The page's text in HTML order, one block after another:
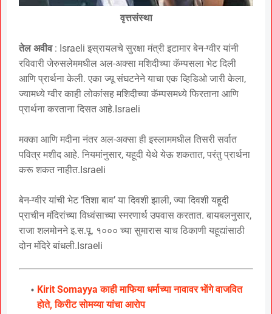
वृत्तसंस्था
तेल अवीव: Israeli इस्रायलचे सुरक्षा मंत्री इटामार बेन-ग्वीर यांनी
रविवारी जेरुसलेममधील अल-अक्सा मशिदीच्या कॅम्पसला भेट दिली
आणि प्रार्थना केली. एका ज्यू संघटनेने याचा एक व्हिडिओ जारी केला,
ज्यामध्ये ग्वीर काही लोकांसह मशिदीच्या कॅम्पसमध्ये फिरताना आणि
प्रार्थना करताना दिसत आहे.Israeli
मक्का आणि मदीना नंतर अल-अक्सा ही इस्लाममधील तिसरी सर्वात
पवित्र मशीद आहे. नियमांनुसार, यहूदी येथे येऊ शकतात, परंतु प्रार्थना
करू शकत नाहीत.Israeli
बेन-ग्वीर यांची भेट ‘तिशा बाव’ या दिवशी झाली, ज्या दिवशी यहूदी
प्राचीन मंदिरांच्या विध्वंसाच्या स्मरणार्थ उपवास करतात. बायबलनुसार,
राजा शलमोनने इ.स.पू. १००० च्या सुमारास याच ठिकाणी यहूद्यांसाठी
दोन मंदिरे बांधली.Israeli
Kirit Somayya काही माफिया धर्माच्या नावावर भाेंगे वाजवित
हाेते, किरीट साेमय्या यांचा आराेप